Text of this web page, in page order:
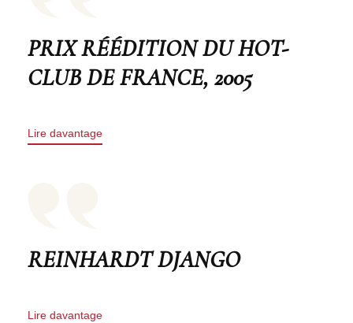
PRIX RÉÉDITION DU HOT-
CLUB DE FRANCE, 2005
Lire davantage
REINHARDT DJANGO
Lire davantage